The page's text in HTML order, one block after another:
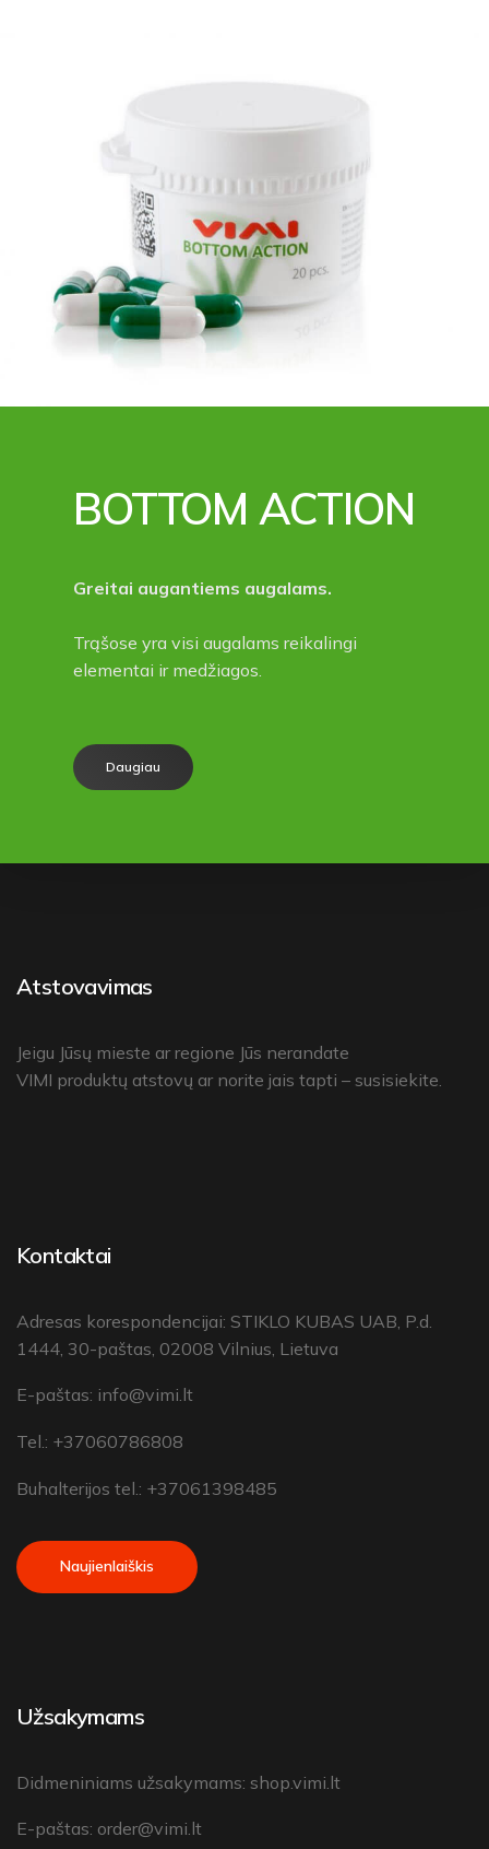
BOTTOM ACTION
Greitai augantiems augalams.
Trąšose yra visi augalams reikalingi
elementai ir medžiagos.
Daugiau
Atstovavimas
Jeigu Jūsų mieste ar regione Jūs nerandate
VIMI produktų atstovų ar norite jais tapti – susisiekite
Kontaktai
Adresas korespondencijai: STIKLO KUBAS UAB, P.d.
1444, 30-paštas, 02008 Vilnius, Lietuva
E-paštas: info@vimi.lt
Tel.: +37060786808
Buhalterijos tel.: +37061398485
Naujienlaiškis
Užsakymams
Didmeniniams užsakymams: shop.vimi.lt
E-paštas: order@vimi.lt